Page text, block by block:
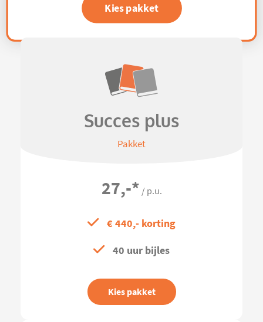
Kies pakket
Succes plus
Pakket
27,-* / p.u.
€ 440,- korting
40 uur bijles
Kies pakket